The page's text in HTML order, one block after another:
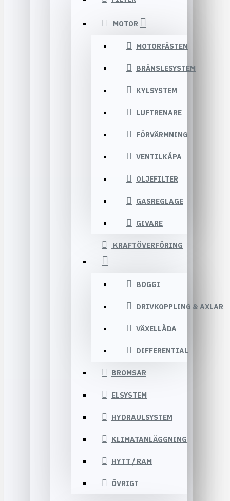
MOTOR
MOTORFÄSTEN
BRÄNSLESYSTEM
KYLSYSTEM
LUFTRENARE
FÖRVÄRMNING
VENTILKÅPA
OLJEFILTER
GASREGLAGE
GIVARE
KRAFTÖVERFÖRING
BOGGI
DRIVKOPPLING & AXLAR
VÄXELLÅDA
DIFFERENTIAL
BROMSAR
ELSYSTEM
HYDRAULSYSTEM
KLIMATANLÄGGNING
HYTT / RAM
ÖVRIGT